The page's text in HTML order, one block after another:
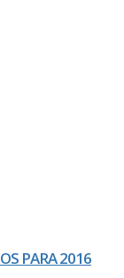
PARA 2016